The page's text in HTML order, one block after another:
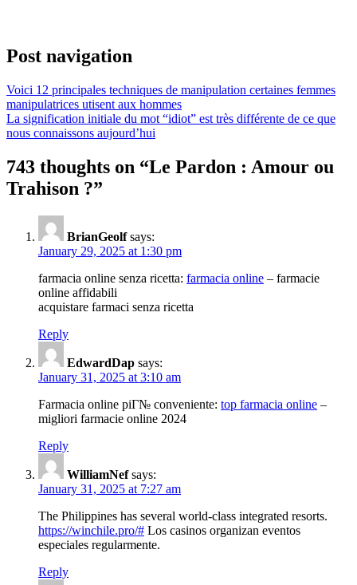
Post navigation
Voici 12 principales techniques de manipulation certaines femmes
manipulatrices utisent aux hommes
La signification initiale du mot “idiot” est très différente de ce que
nous connaissons aujourd’hui
743 thoughts on “Le Pardon : Amour ou
Trahison ?”
BrianGeolf says:
January 29, 2025 at 1:30 pm
farmacia online senza ricetta: farmacia online – farmacie
online affidabili
acquistare farmaci senza ricetta
Reply
EdwardDap says:
January 31, 2025 at 3:10 am
Farmacia online piГ№ conveniente: top farmacia online –
migliori farmacie online 2024
Reply
WilliamNef says:
January 31, 2025 at 7:27 am
The Philippines has several world-class integrated resorts.
https://winchile.pro/# Los casinos organizan eventos
especiales regularmente.
Reply